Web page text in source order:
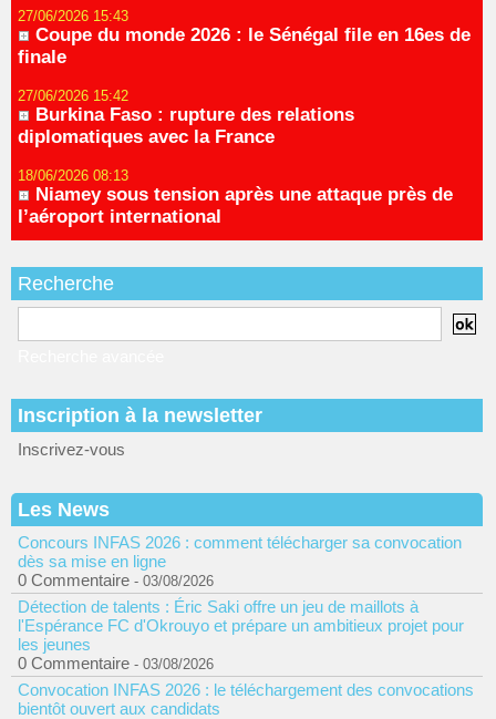
27/06/2026 15:43
Coupe du monde 2026 : le Sénégal file en 16es de
finale
27/06/2026 15:42
Burkina Faso : rupture des relations
diplomatiques avec la France
18/06/2026 08:13
Niamey sous tension après une attaque près de
l’aéroport international
Recherche
Inscription à la newsletter
Inscrivez-vous
Les News
Concours INFAS 2026 : comment télécharger sa convocation
dès sa mise en ligne
0 Commentaire - 03/08/2026
Détection de talents : Éric Saki offre un jeu de maillots à
l'Espérance FC d'Okrouyo et prépare un ambitieux projet pour
les jeunes
0 Commentaire - 03/08/2026
Convocation INFAS 2026 : le téléchargement des convocations
bientôt ouvert aux candidats